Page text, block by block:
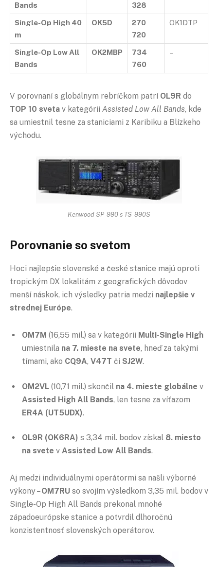
Bands
328
Single-Op High 40
m
OK5D
270
720
OK1DTP
Single-Op Low All
Bands
OK2MBP
734
760
–
V porovnaní s globálnym rebríčkom patrí OL9R do
TOP 10 sveta v kategórii Assisted Low All Bands, kde
sa umiestnil tesne za staniciami z Karibiku a Blízkeho
východu.
Kenwood SP-990 s TS-990S
Porovnanie so svetom
Hoci najlepšie slovenské a české stanice majú oproti
tropickým DX lokalitám z geografických dôvodov
menší náskok, ich výsledky patria medzi najlepšie v
strednej Európe.
OM7M (16,55 mil.) sa v kategórii Multi-Single High
umiestnila na 7. mieste na svete, hneď za takými
tímami, ako CQ9A, V47T či SJ2W.
OM2VL (10,71 mil.) skončil na 4. mieste globálne v
Assisted High All Bands, len tesne za víťazom
ER4A (UT5UDX).
OL9R (OK6RA) s 3,34 mil. bodov získal 8. miesto
na svete v Assisted Low All Bands.
Aj medzi individuálnymi operátormi sa našli výborné
výkony –OM7RU so svojím výsledkom 3,35 mil. bodov v
Single-Op High All Bands prekonal mnohé
západoeurópske stanice a potvrdil dlhoročnú
konzistentnosť slovenských operátorov.